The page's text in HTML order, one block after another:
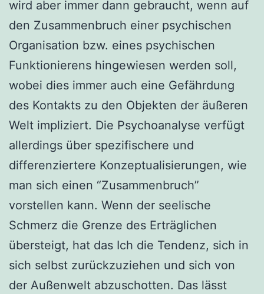
wird aber immer dann gebraucht, wenn auf
den Zusammenbruch einer psychischen
Organisation bzw. eines psychischen
Funktionierens hingewiesen werden soll,
wobei dies immer auch eine Gefährdung
des Kontakts zu den Objekten der äußeren
Welt impliziert. Die Psychoanalyse verfügt
allerdings über spezifischere und
differenziertere Konzeptualisierungen, wie
man sich einen “Zusammenbruch”
vorstellen kann. Wenn der seelische
Schmerz die Grenze des Erträglichen
übersteigt, hat das Ich die Tendenz, sich in
sich selbst zurückzuziehen und sich von
der Außenwelt abzuschotten. Das lässt